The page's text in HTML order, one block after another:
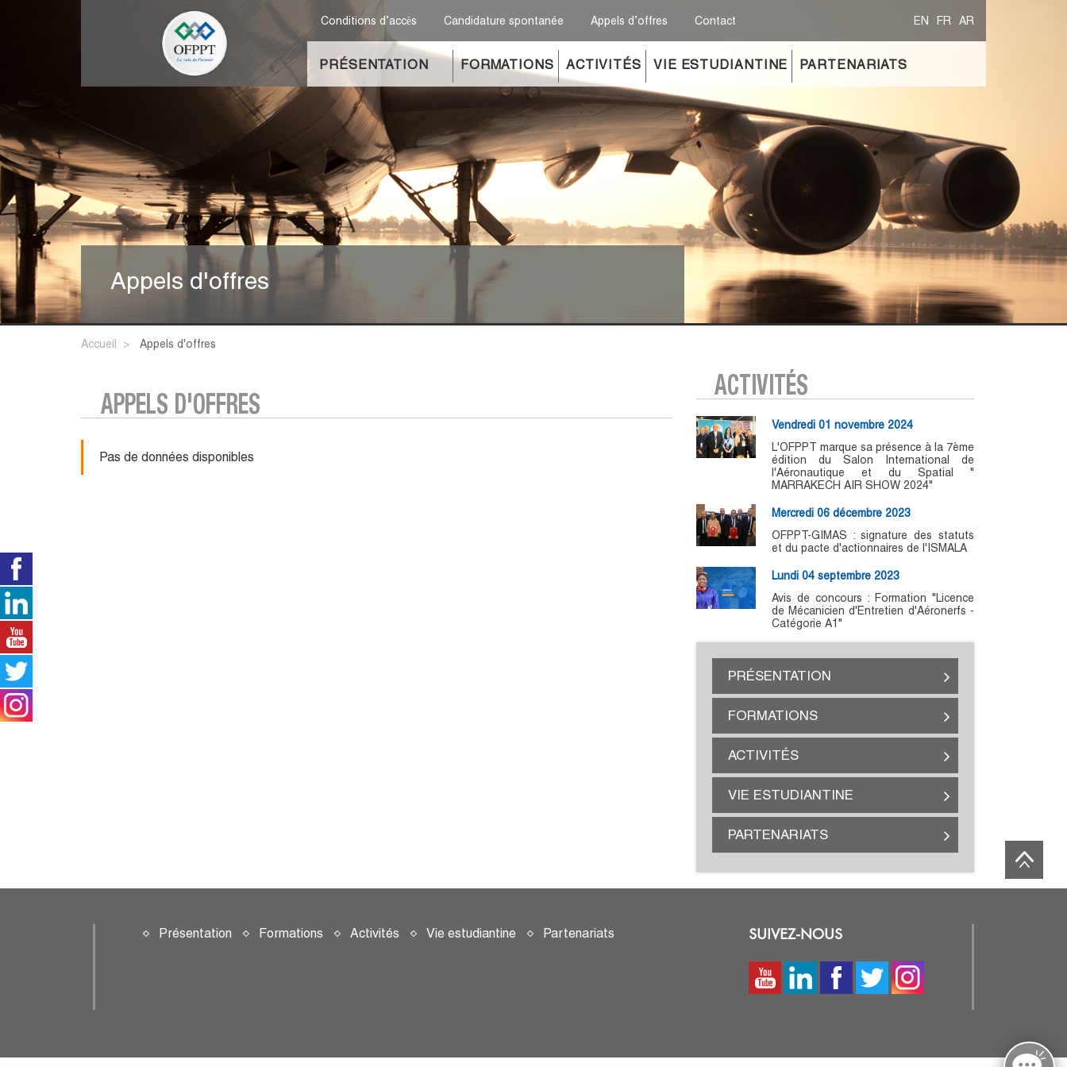
Conditions d’accès Candidature spontanée Appels d’offres Contact EN FR AR
PRÉSENTATION FORMATIONS ACTIVITÉS VIE ESTUDIANTINE PARTENARIATS
Appels d'offres
Accueil appels d'offres
APPELS D'OFFRES
Pas de données disponibles
ACTIVITÉS
Vendredi 01 novembre 2024
L'OFPPT marque sa présence à la 7ème
édition du Salon International de
l'Aéronautique et du Spatial "
MARRAKECH AIR SHOW 2024"
Mercredi 06 décembre 2023
OFPPT-GIMAS : signature des statuts
et du pacte d'actionnaires de l'ISMALA
Lundi 04 septembre 2023
Avis de concours : Formation "Licence
de Mécanicien d'Entretien d'Aéronerfs -
Catégorie A1"
PRÉSENTATION
FORMATIONS
ACTIVITÉS
VIE ESTUDIANTINE
PARTENARIATS
Présentation Formations Activités Vie estudiantine Partenariats SUIVEZ-NOUS